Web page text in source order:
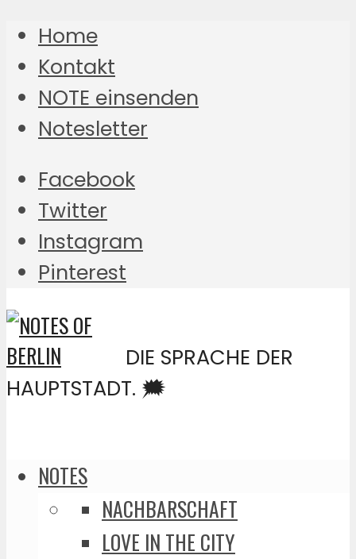
Home
Kontakt
NOTE einsenden
Notesletter
Facebook
Twitter
Instagram
Pinterest
DIE SPRACHE DER
HAUPTSTADT. 🗯️
NOTES
NACHBARSCHAFT
LOVE IN THE CITY